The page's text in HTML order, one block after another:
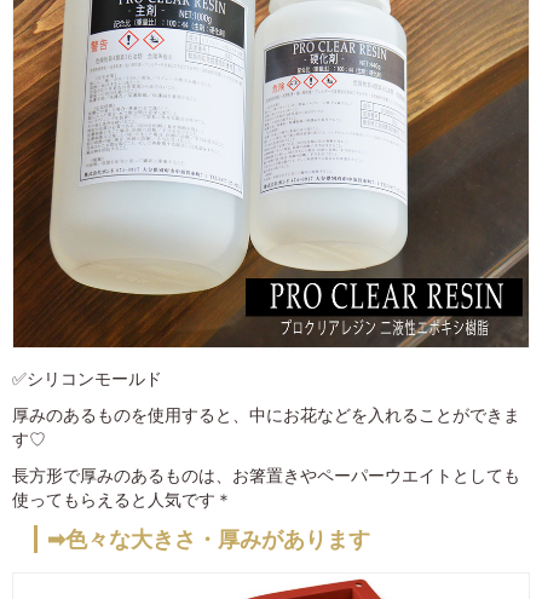
✅シリコンモールド
厚みのあるものを使用すると、中にお花などを入れることができま
す♡
長方形で厚みのあるものは、お箸置きやペーパーウエイトとしても
使ってもらえると人気です＊
➡色々な大きさ・厚みがあります